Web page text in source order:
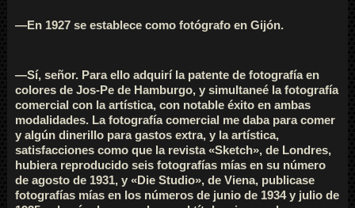
—En 1927 se establece como fotógrafo en Gijón.
—Sí, señor. Para ello adquirí la patente de fotografía en
colores de Jos-Pe de Hamburgo, y simultaneé la fotografía
comercial con la artística, con notable éxito en ambas
modalidades. La fotografía comercial me daba para comer
y algún dinerillo para gastos extra, y la artística,
satisfacciones como que la revista «Sketch», de Londres,
hubiera reproducido seis fotografías mías en su número
de agosto de 1931, y «Die Studio», de Viena, publicase
fotografías mías en los números de junio de 1934 y julio de